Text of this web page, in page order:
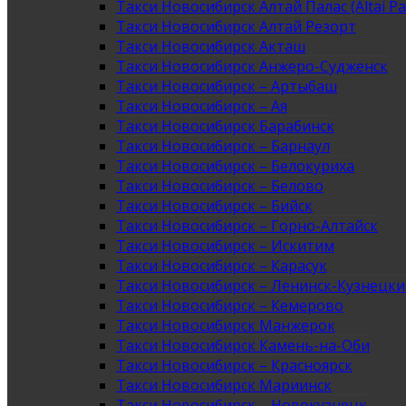
Такси Новосибирск Алтай Палас (Altai
Такси Новосибирск Алтай Резорт
Такси Новосибирск Акташ
Такси Новосибирск Анжеро-Судженск
Такси Новосибирск – Артыбаш
Такси Новосибирск – Ая
Такси Новосибирск Барабинск
Такси Новосибирск – Барнаул
Такси Новосибирск – Белокуриха
Такси Новосибирск – Белово
Такси Новосибирск – Бийск
Такси Новосибирск – Горно-Алтайск
Такси Новосибирск – Искитим
Такси Новосибирск – Карасук
Такси Новосибирск – Ленинск-
Такси Новосибирск – Кемерово
Такси Новосибирск Манжерок
Такси Новосибирск Камень-на-Оби
Такси Новосибирск – Красноярск
Такси Новосибирск Мариинск